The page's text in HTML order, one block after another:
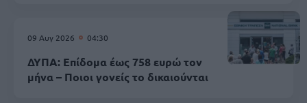
09 Αυγ 2026 04:30
ΔΥΠΑ: Επίδομα έως 758 ευρώ τον
μήνα – Ποιοι γονείς το δικαιούνται